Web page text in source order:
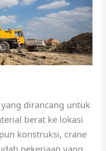
yang dirancang untuk
berat ke lokasi
konstruksi, crane
pekerjaan yang